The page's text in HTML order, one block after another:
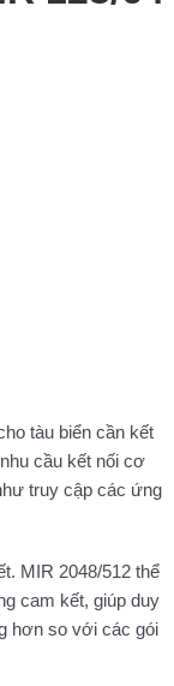
tàu biển cần kết
cầu kết nối cơ
truy cập các ứng
MIR 2048/512 thể
cam kết, giúp duy
hơn so với các gói